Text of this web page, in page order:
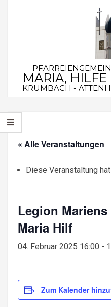
MARIA, HILFE
KRUMBACH -
Secondary
Navigation
« Alle Veranstaltungen
Diese Veranstaltung
Legion
Maria Hilf
04. Februar 2025 16:00 -
Zum Kalender